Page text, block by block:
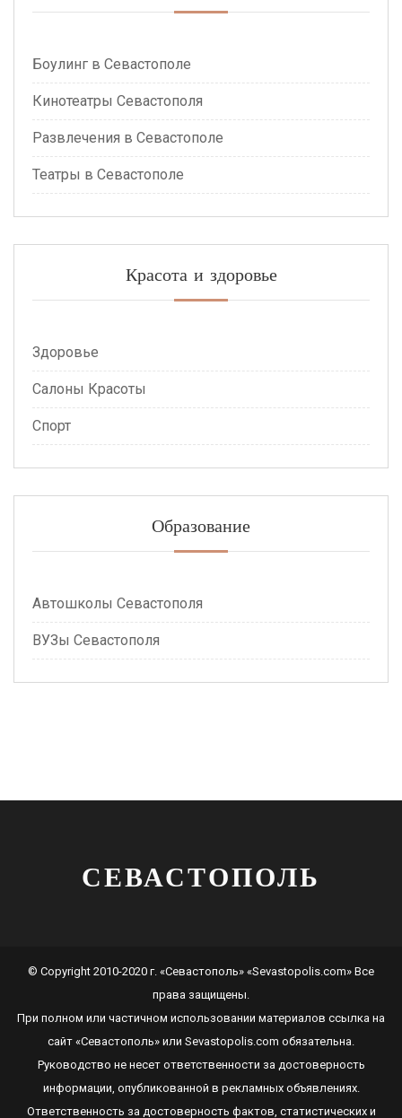
Боулинг в Севастополе
Кинотеатры Севастополя
Развлечения в Севастополе
Театры в Севастополе
Красота и здоровье
Здоровье
Салоны Красоты
Спорт
Образование
Автошколы Севастополя
ВУЗы Севастополя
СЕВАСТОПОЛЬ
© Copyright 2010-2020 г. «Севастополь» «Sevastopolis.com» Все
права защищены.
При полном или частичном использовании материалов ссылка на
сайт «Севастополь» или Sevastopolis.com обязательна.
Руководство не несет ответственности за достоверность
информации, опубликованной в рекламных объявлениях.
Ответственность за достоверность фактов, статистических и